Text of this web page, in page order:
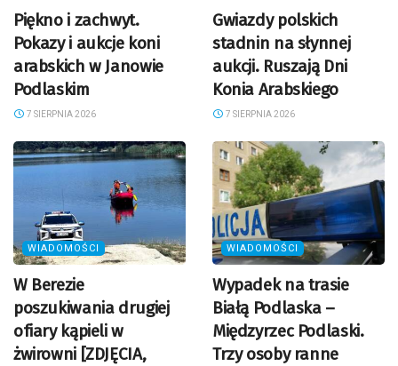
Piękno i zachwyt.
Pokazy i aukcje koni
arabskich w Janowie
Podlaskim
7 SIERPNIA 2026
Gwiazdy polskich
stadnin na słynnej
aukcji. Ruszają Dni
Konia Arabskiego
7 SIERPNIA 2026
WIADOMOŚCI
W Berezie
poszukiwania drugiej
ofiary kąpieli w
żwirowni [ZDJĘCIA,
WIADOMOŚCI
Wypadek na trasie
Białą Podlaska –
Międzyrzec Podlaski.
Trzy osoby ranne